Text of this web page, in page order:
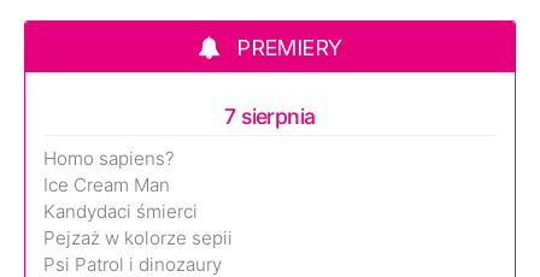
PREMIERY
7 sierpnia
Homo sapiens?
Ice Cream Man
Kandydaci śmierci
Pejzaż w kolorze sepii
Psi Patrol i dinozaury